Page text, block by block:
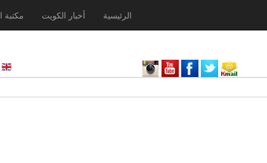
الرئيسية أخبار الكويت مكتبة